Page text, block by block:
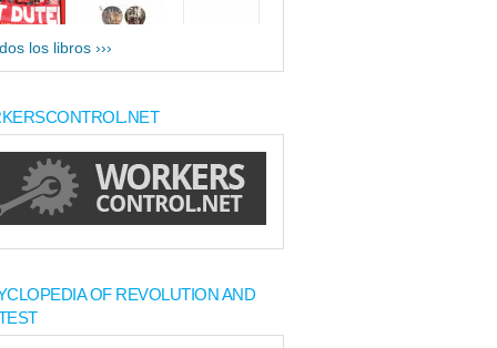
los libros ›››
OF REVOLUTION AND